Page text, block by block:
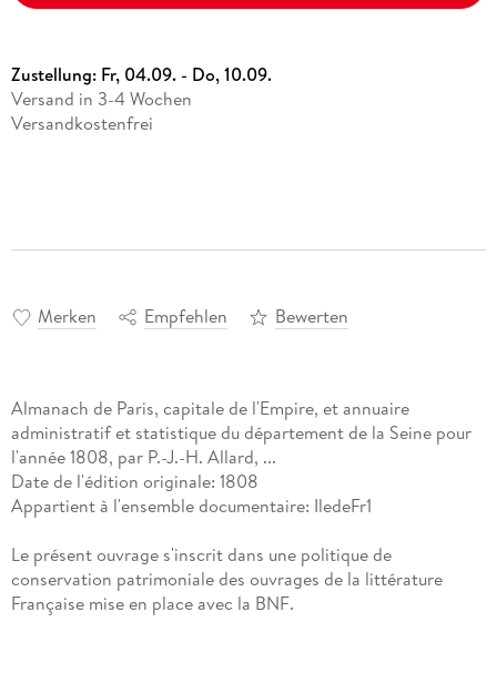
Zustellung: Fr, 04.09. - Do, 10.09.
Versand in 3-4 Wochen
Versandkostenfrei
Merken Empfehlen Bewerten
Almanach de Paris, capitale de l'Empire, et annuaire
administratif et statistique du département de la Seine pour
l'année 1808, par P.-J.-H. Allard, ...
Date de l'édition originale: 1808
Appartient à l'ensemble documentaire: IledeFr1
Le présent ouvrage s'inscrit dans une politique de
conservation patrimoniale des ouvrages de la littérature
Française mise en place avec la BNF.